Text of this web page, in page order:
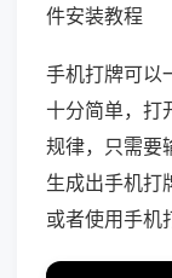
件安装教程
手机打牌可以
十分简单，打
规律，只需要
生成出手机打
或者使用手机